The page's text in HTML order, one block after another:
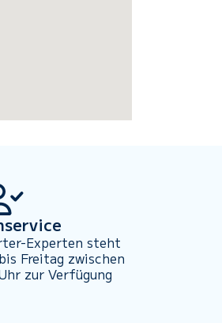
Experten steht
Freitag zwischen
zur Verfügung